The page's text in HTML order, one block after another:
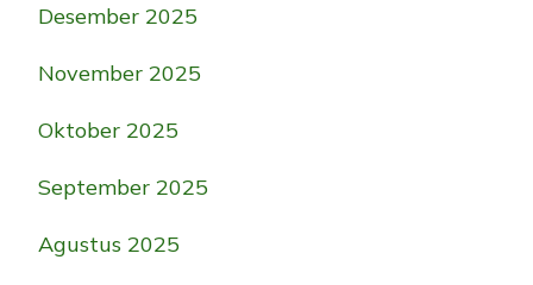
Desember 2025
November 2025
Oktober 2025
September 2025
Agustus 2025